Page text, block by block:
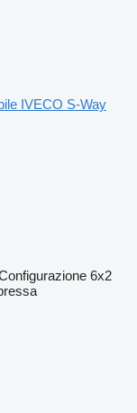
IVECO S-Way
6x2